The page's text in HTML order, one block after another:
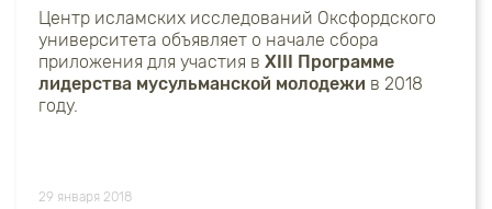
Центр исламских исследований Оксфордского
университета объявляет о начале сбора
приложения для участия в XIII Программе
лидерства мусульманской молодежи в 2018
году.
29 января 2018